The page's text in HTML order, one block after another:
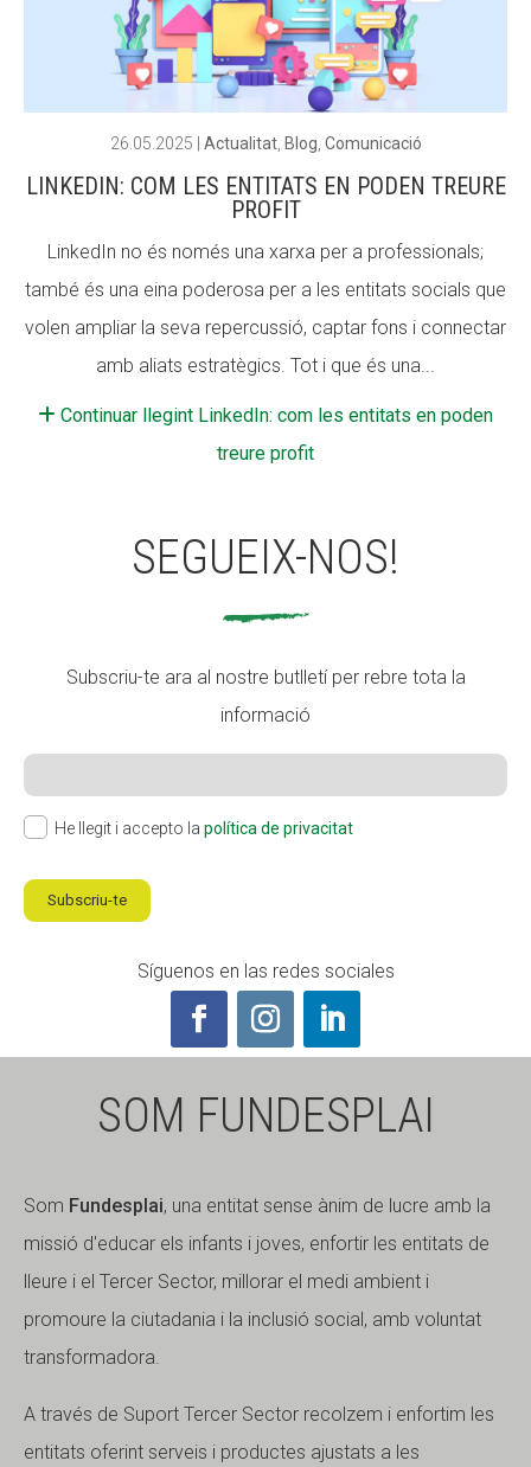
26.05.2025 Actualitat, Blog Comunicació
LINKEDIN: COM LES ENTITATS EN PODEN TREURE
PROFIT
LinkedIn no és només una xarxa per a professionals;
també és una eina poderosa per a les entitats socials que
volen ampliar la seva repercussió, captar fons i connectar
amb aliats estratègics. Tot i que és una...
Continuar llegint LinkedIn: com les entitats en poden
treure profit
SEGUEIX-NOS!
Subscriu-te ara al nostre butlletí per rebre tota la
informació
He llegit i accepto la política de privacitat
Subscriu-te
Síguenos en las redes sociales
SOM FUNDESPLAI
Som Fundesplai, una entitat sense ànim de lucre amb la
missió d'educar els infants i joves, enfortir les entitats de
lleure i el Tercer Sector, millorar el medi ambient i
promoure la ciutadania i la inclusió social, amb voluntat
transformadora.
A través de Suport Tercer Sector recolzem i enfortim les
entitats oferint serveis i productes ajustats a les